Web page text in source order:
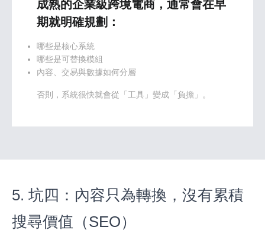
成熟的企業級跨境電商，通常會在早
期就明確規劃：
哪些是核心系統
哪些是可替換模組
內容、交易與數據如何分層
否則，系統很快就會從「工具」變成「負擔」。
5. 坑四：內容只為轉換，沒有累積
搜尋價值（SEO）